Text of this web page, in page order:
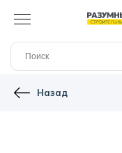
Назад